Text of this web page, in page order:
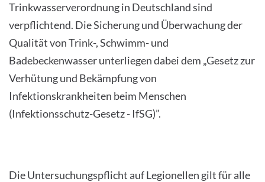
INTERNATIONALE PATIENTEN
LEICHTE SPRACHE
Trinkwasserverordnung in Deutschland sind
verpflichtend. Die Sicherung und Überwachung der
Qualität von Trink-, Schwimm- und
Badebeckenwasser unterliegen dabei dem „Gesetz zur
Verhütung und Bekämpfung von
Infektionskrankheiten beim Menschen
(Infektionsschutz-Gesetz - IfSG)”.
Die Untersuchungspflicht auf Legionellen gilt für alle